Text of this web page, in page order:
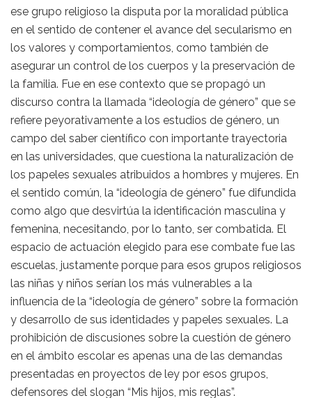
ese grupo religioso la disputa por la moralidad pública
en el sentido de contener el avance del secularismo en
los valores y comportamientos, como también de
asegurar un control de los cuerpos y la preservación de
la familia. Fue en ese contexto que se propagó un
discurso contra la llamada “ideología de género” que se
refiere peyorativamente a los estudios de género, un
campo del saber científico con importante trayectoria
en las universidades, que cuestiona la naturalización de
los papeles sexuales atribuidos a hombres y mujeres. En
el sentido común, la “ideología de género” fue difundida
como algo que desvirtúa la identificación masculina y
femenina, necesitando, por lo tanto, ser combatida. El
espacio de actuación elegido para ese combate fue las
escuelas, justamente porque para esos grupos religiosos
las niñas y niños serían los más vulnerables a la
influencia de la “ideología de género” sobre la formación
y desarrollo de sus identidades y papeles sexuales. La
prohibición de discusiones sobre la cuestión de género
en el ámbito escolar es apenas una de las demandas
presentadas en proyectos de ley por esos grupos,
defensores del slogan “Mis hijos, mis reglas”.